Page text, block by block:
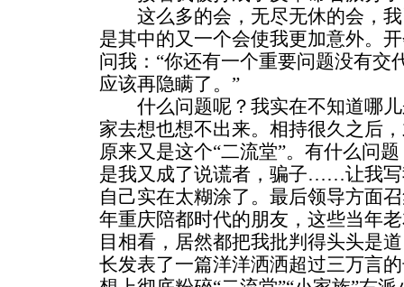
这么多的会，无尽无休的会，我
是其中的又一个会使我更加意外。
问我：“你还有一个重要问题没有交
应该再隐瞒了。”
什么问题呢？我实在不知道哪儿
家去想也想不出来。相持很久之后
原来又是这个“二流堂”。有什么问
是我又成了说谎者，骗子……让我
自己实在太糊涂了。最后领导方面
年重庆陪都时代的朋友，这些当年
目相看，居然都把我批判得头头是
长发表了一篇洋洋洒洒超过三万言